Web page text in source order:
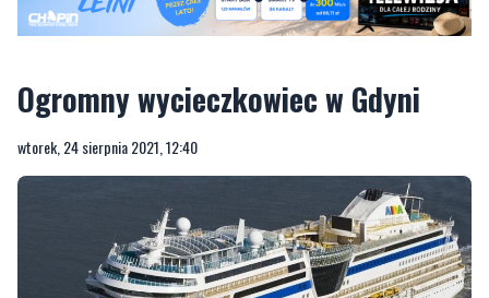
Ogromny wycieczkowiec w Gdyni
wtorek, 24 sierpnia 2021, 12:40